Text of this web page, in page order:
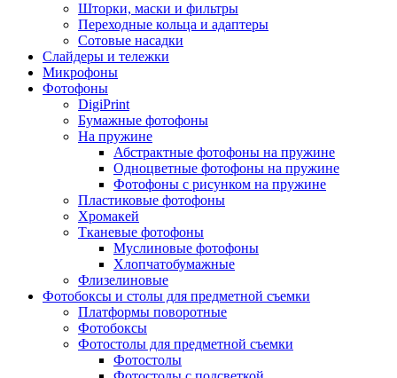
Шторки, маски и фильтры
Переходные кольца и адаптеры
Сотовые насадки
Слайдеры и тележки
Микрофоны
Фотофоны
DigiPrint
Бумажные фотофоны
На пружине
Абстрактные фотофоны на пружине
Одноцветные фотофоны на пружине
Фотофоны с рисунком на пружине
Пластиковые фотофоны
Хромакей
Тканевые фотофоны
Муслиновые фотофоны
Хлопчатобумажные
Флизелиновые
Фотобоксы и столы для предметной съемки
Платформы поворотные
Фотобоксы
Фотостолы для предметной съемки
Фотостолы